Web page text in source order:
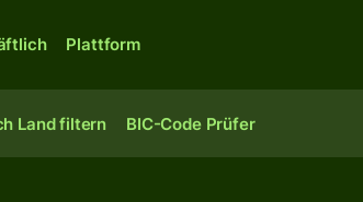
Plattform
Land filtern BIC-Code Prüfer